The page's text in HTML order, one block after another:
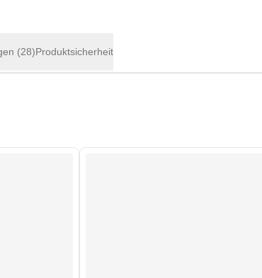
(28)Produktsicherheit